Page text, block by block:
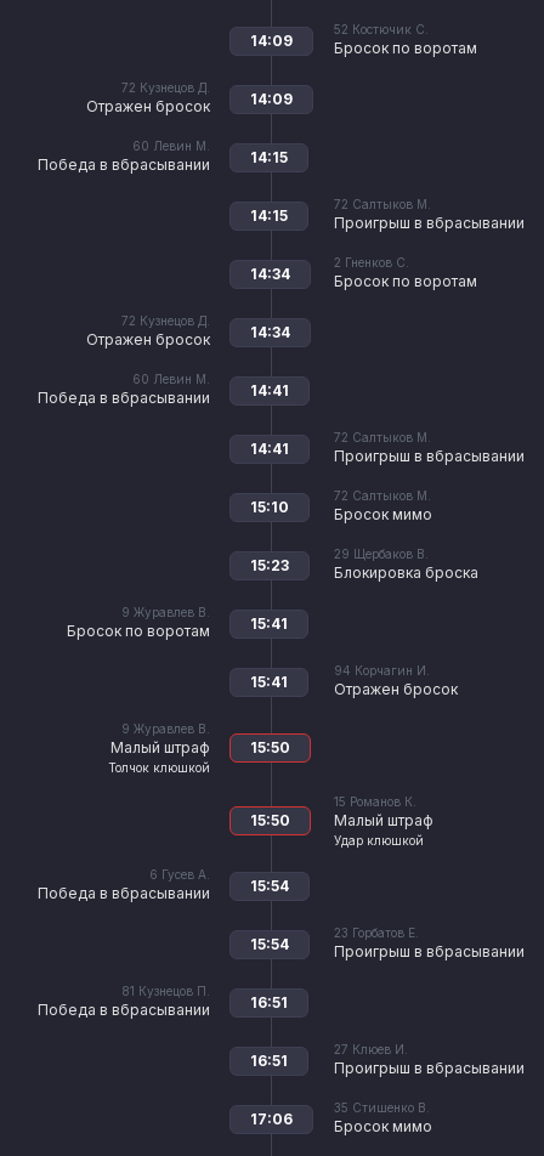
52 Костючик С.
Бросок по воротам
14:09
72 Кузнецов Д.
Отражен бросок 14:09
60 Левин М.
Победа в вбрасывании 14:15
72 Салтыков М.
Проигрыш в вбрасывании
14:15
2 Гненков С.
Бросок по воротам
14:34
72 Кузнецов Д.
Отражен бросок 14:34
60 Левин М.
Победа в вбрасывании 14:41
72 Салтыков М.
Проигрыш в вбрасывании
14:41
72 Салтыков М.
Бросок мимо
15:10
29 Щербаков В.
Блокировка броска
15:23
9 Журавлев В.
Бросок по воротам 15:41
94 Корчагин И.
Отражен бросок
15:41
9 Журавлев В.
Малый штраф
Толчок клюшкой
15:50
15 Романов К.
Малый штраф
Удар клюшкой
15:50
6 Гусев А.
Победа в вбрасывании 15:54
23 Горбатов Е.
Проигрыш в вбрасывании
15:54
81 Кузнецов П.
Победа в вбрасывании 16:51
27 Клюев И.
Проигрыш в вбрасывании
16:51
35 Стишенко В.
Бросок мимо
17:06